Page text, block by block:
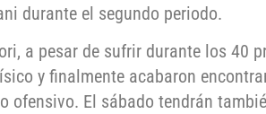
durante el segundo periodo.
a pesar de sufrir durante los 40
y finalmente acabaron
ofensivo. El sábado tendrán